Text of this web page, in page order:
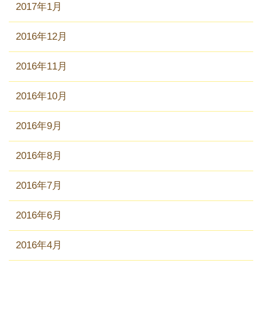
2017年1月
2016年12月
2016年11月
2016年10月
2016年9月
2016年8月
2016年7月
2016年6月
2016年4月